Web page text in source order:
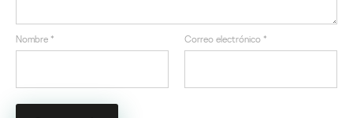
Nombre * Correo electrónico *